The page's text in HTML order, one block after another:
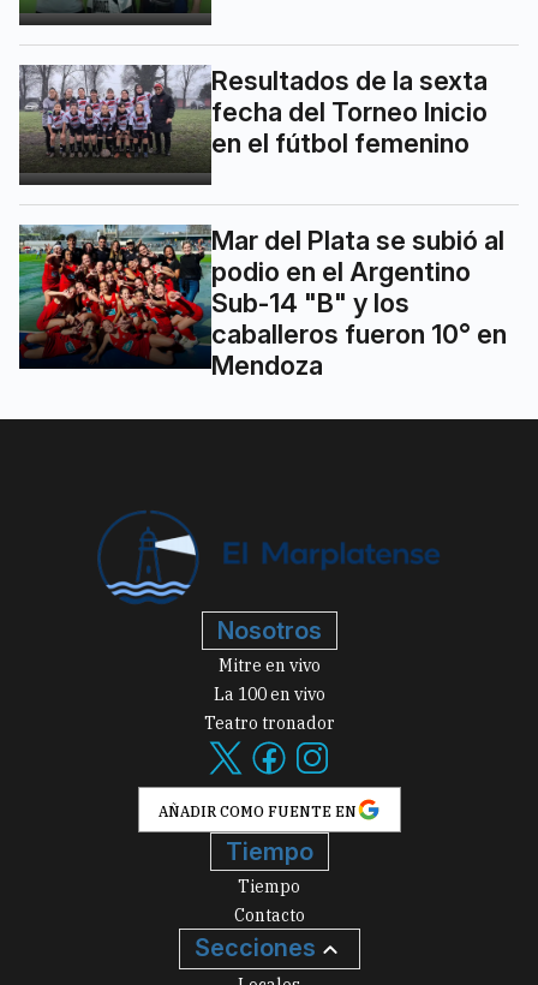
Resultados de la sexta
fecha del Torneo Inicio
en el fútbol femenino
Mar del Plata se subió al
podio en el Argentino
Sub-14 "B" y los
caballeros fueron 10° en
Mendoza
Nosotros
Mitre en vivo
La 100 en vivo
Teatro tronador
AÑADIR COMO FUENTE EN
Tiempo
Tiempo
Contacto
Secciones